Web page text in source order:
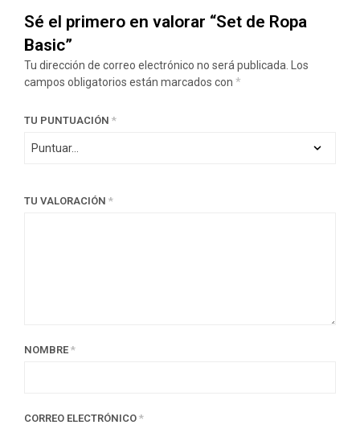
Sé el primero en valorar “Set de Ropa
Basic”
Tu dirección de correo electrónico no será publicada.
Los
campos obligatorios están marcados con *
TU PUNTUACIÓN *
TU VALORACIÓN *
NOMBRE *
CORREO ELECTRÓNICO *